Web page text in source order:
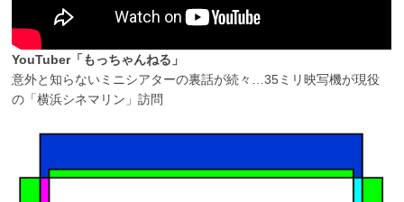
YouTuber「もっちゃんねる」
意外と知らないミニシアターの裏話が続々…35ミリ映写機が現役
の「横浜シネマリン」訪問